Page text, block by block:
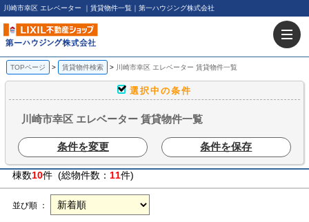
川崎市幸区 エレベーター ｜賃貸物件一覧｜第一ハウジング株式会社
TOPページ 賃貸物件検索 川崎市幸区 エレベーター 賃貸物件一覧
選択中の条件
川崎市幸区 エレベーター 賃貸物件一覧
条件を変更 条件を保存
棟数10件 (総物件数： 11件)
並び順 ：